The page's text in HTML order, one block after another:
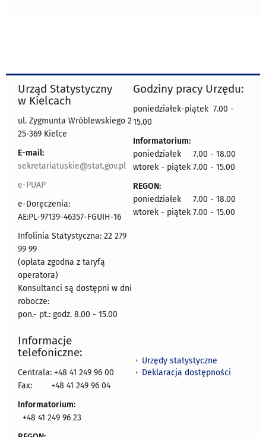
Urząd Statystyczny
w Kielcach
ul. Zygmunta Wróblewskiego 2
25-369 Kielce
E-mail:
sekretariatuskie@stat.gov.pl
e-PUAP
e-Doręczenia:
AE:PL-97139-46357-FGUIH-16
Infolinia Statystyczna: 22 279
99 99
(opłata zgodna z taryfą
operatora)
Konsultanci są dostępni w dni
robocze:
pon.- pt.: godz. 8.00 - 15.00
Godziny pracy Urzędu:
poniedziałek-piątek 7.00 -
15.00
Informatorium:
poniedziałek 7.00 - 18.00
wtorek - piątek 7.00 - 15.00
REGON:
poniedziałek 7.00 - 18.00
wtorek - piątek 7.00 - 15.00
Informacje
telefoniczne:
Centrala: +48 41 249 96 00
Fax:
+48 41 249 96 04
Informatorium:
+48 41 249 96 23
Urzędy statystyczne
Deklaracja dostępności